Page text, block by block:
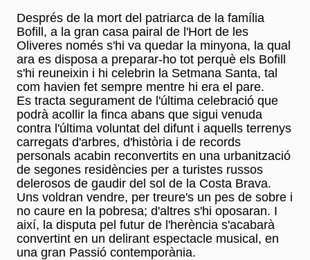
Després de la mort del patriarca de la família
Bofill, a la gran casa pairal de l'Hort de les
Oliveres només s'hi va quedar la minyona, la qual
ara es disposa a preparar-ho tot perquè els Bofill
s'hi reuneixin i hi celebrin la Setmana Santa, tal
com havien fet sempre mentre hi era el pare.
Es tracta segurament de l'última celebració que
podrà acollir la finca abans que sigui venuda
contra l'última voluntat del difunt i aquells terrenys
carregats d'arbres, d'història i de records
personals acabin reconvertits en una urbanització
de segones residències per a turistes russos
delerosos de gaudir del sol de la Costa Brava.
Uns voldran vendre, per treure's un pes de sobre i
no caure en la pobresa; d'altres s'hi oposaran. I
així, la disputa pel futur de l'herència s'acabarà
convertint en un delirant espectacle musical, en
una gran Passió contemporània.